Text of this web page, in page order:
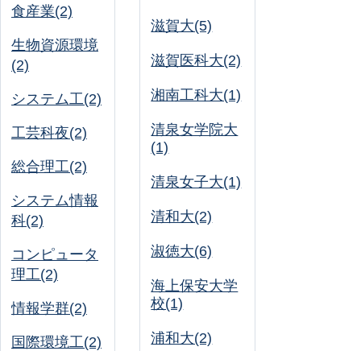
食産業(2)
生物資源環境
(2)
システム工(2)
工芸科夜(2)
総合理工(2)
システム情報
科(2)
コンピュータ
理工(2)
情報学群(2)
国際環境工(2)
滋賀大(5)
滋賀医科大(2)
湘南工科大(1)
清泉女学院大
(1)
清泉女子大(1)
清和大(2)
淑徳大(6)
海上保安大学
校(1)
浦和大(2)